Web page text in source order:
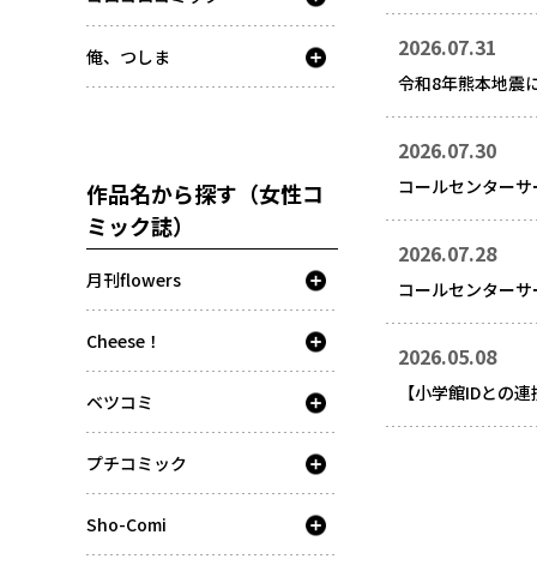
俺、つしま
作品名から探す（女性コ
ミック誌）
月刊flowers
Cheese！
ベツコミ
プチコミック
Sho-Comi
2026.07.31
令和8年熊本地震
2026.07.30
コールセンター
2026.07.28
コールセンター
2026.05.08
【小学館IDとの